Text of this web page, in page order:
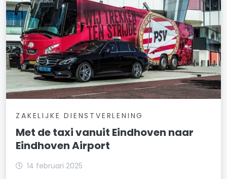
ZAKELIJKE DIENSTVERLENING
Met de taxi vanuit Eindhoven naar
Eindhoven Airport
14 februari 2025